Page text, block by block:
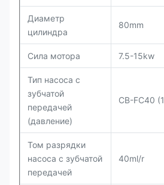
Диаметр
цилиндра
80mm
Сила мотора 7.5-15kw
Тип насоса с
зубчатой
передачей
(давление)
CB-FC40
Том разрядки
насоса с зубчатой
передачей
40ml/r